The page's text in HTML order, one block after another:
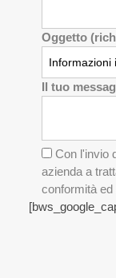
Oggetto
Il tuo
Con l'invio
azienda a
conformità